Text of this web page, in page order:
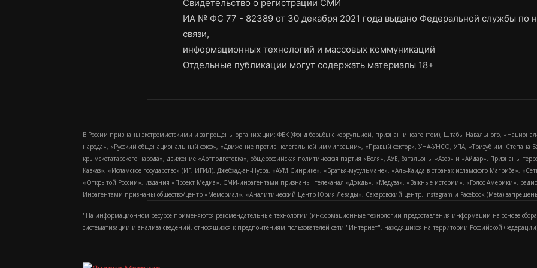
Свидетельство о регистрации СМИ
ИА № ФС 77 - 82389 от 30 декабря 2021 года выдано Федеральной службы по
связи,
информационных технологий и массовых коммуникаций
Отдельные публикации могут содержать материалы 18+
В России признаны экстремистскими и запрещены организации: ФБК (Фонд борьбы с коррупцией, признан иноагентом), Штабы Навального,
народа», «Русский общенациональный союз», «Движение против нелегальной иммиграции», «Правый сектор», УНА-УНСО, УПА, «Тризуб им.
крымскотатарского народа», движение «Артподготовка», общероссийская политическая партия «Воля», АУЕ, батальоны «Азов» и «Айдар». Признаны
Кавказ», «Исламское государство» (ИГ, ИГИЛ), Джебхад-ан-Нусра, «АУМ Синрике», «Братья-мусульмане», «Аль-Каида в странах исламского Магриба»,
«Открытой России», издания «Проект Медиа». СМИ-иноагентами признаны: телеканал «Дождь», «Медуза», «Важные истории», «Голос Америки»,
Иноагентами признаны общество/центр «Мемориал», «Аналитический Центр Юрия Левады», Сахаровский центр. Instagram и Facebook (Metа)
"На информационном ресурсе применяются рекомендательные технологии (информационные технологии предоставления информации на основе
систематизации и анализа сведений, относящихся к предпочтениям пользователей сети "Интернет", находящихся на территории Российской